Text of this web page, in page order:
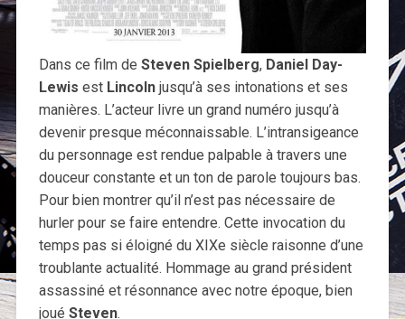
Dans ce film de Steven Spielberg, Daniel Day-
Lewis est Lincoln jusqu’à ses intonations et ses
manières. L’acteur livre un grand numéro jusqu’à
devenir presque méconnaissable. L’intransigeance
du personnage est rendue palpable à travers une
douceur constante et un ton de parole toujours bas.
Pour bien montrer qu’il n’est pas nécessaire de
hurler pour se faire entendre. Cette invocation du
temps pas si éloigné du XIXe siècle raisonne d’une
troublante actualité. Hommage au grand président
assassiné et résonnance avec notre époque, bien
joué Steven.